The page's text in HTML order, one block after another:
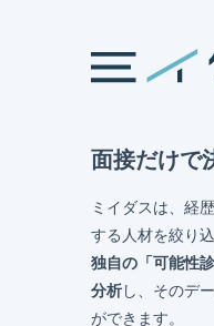
面接だけで
ミイダスは、経
する人材を絞り
独自の「可能性
分析し、そのデ
ができます。